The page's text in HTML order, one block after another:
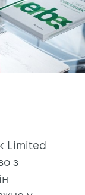
Limited
з